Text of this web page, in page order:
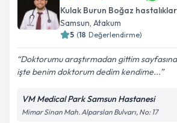
Kulak Burun Boğaz
Samsun, Atakum
5 (18 Değerlendirme)
Doktorumu araştırmadan gittim
işte benim doktorum dedim kendime...
VM Medical Park Samsun Hastanesi
Mimar Sinan Mah. Alparslan Bulvarı, No: 17